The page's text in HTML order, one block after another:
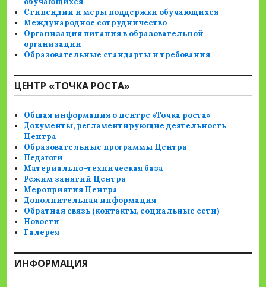
Стипендии и меры поддержки обучающихся
Международное сотрудничество
Организация питания в образовательной
организации
Образовательные стандарты и требования
ЦЕНТР «ТОЧКА РОСТА»
Общая информация о центре «Точка роста»
Документы, регламентирующие деятельность
Центра
Образовательные программы Центра
Педагоги
Материально-техническая база
Режим занятий Центра
Мероприятия Центра
Дополнительная информация
Обратная связь (контакты, социальные сети)
Новости
Галерея
ИНФОРМАЦИЯ